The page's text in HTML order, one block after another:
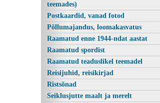
Suvelilled, Kodukiri; Koostanud: Kaja
teemades)
Postkaardid, vanad fotod
Põllumajandus, loomakasvatus
Raamatud enne 1944-ndat aastat
Raamatud spordist
Raamatud teaduslikel teemadel
Reisijuhid, reisikirjad
Ristsõnad
Seiklusjutte maalt ja merelt